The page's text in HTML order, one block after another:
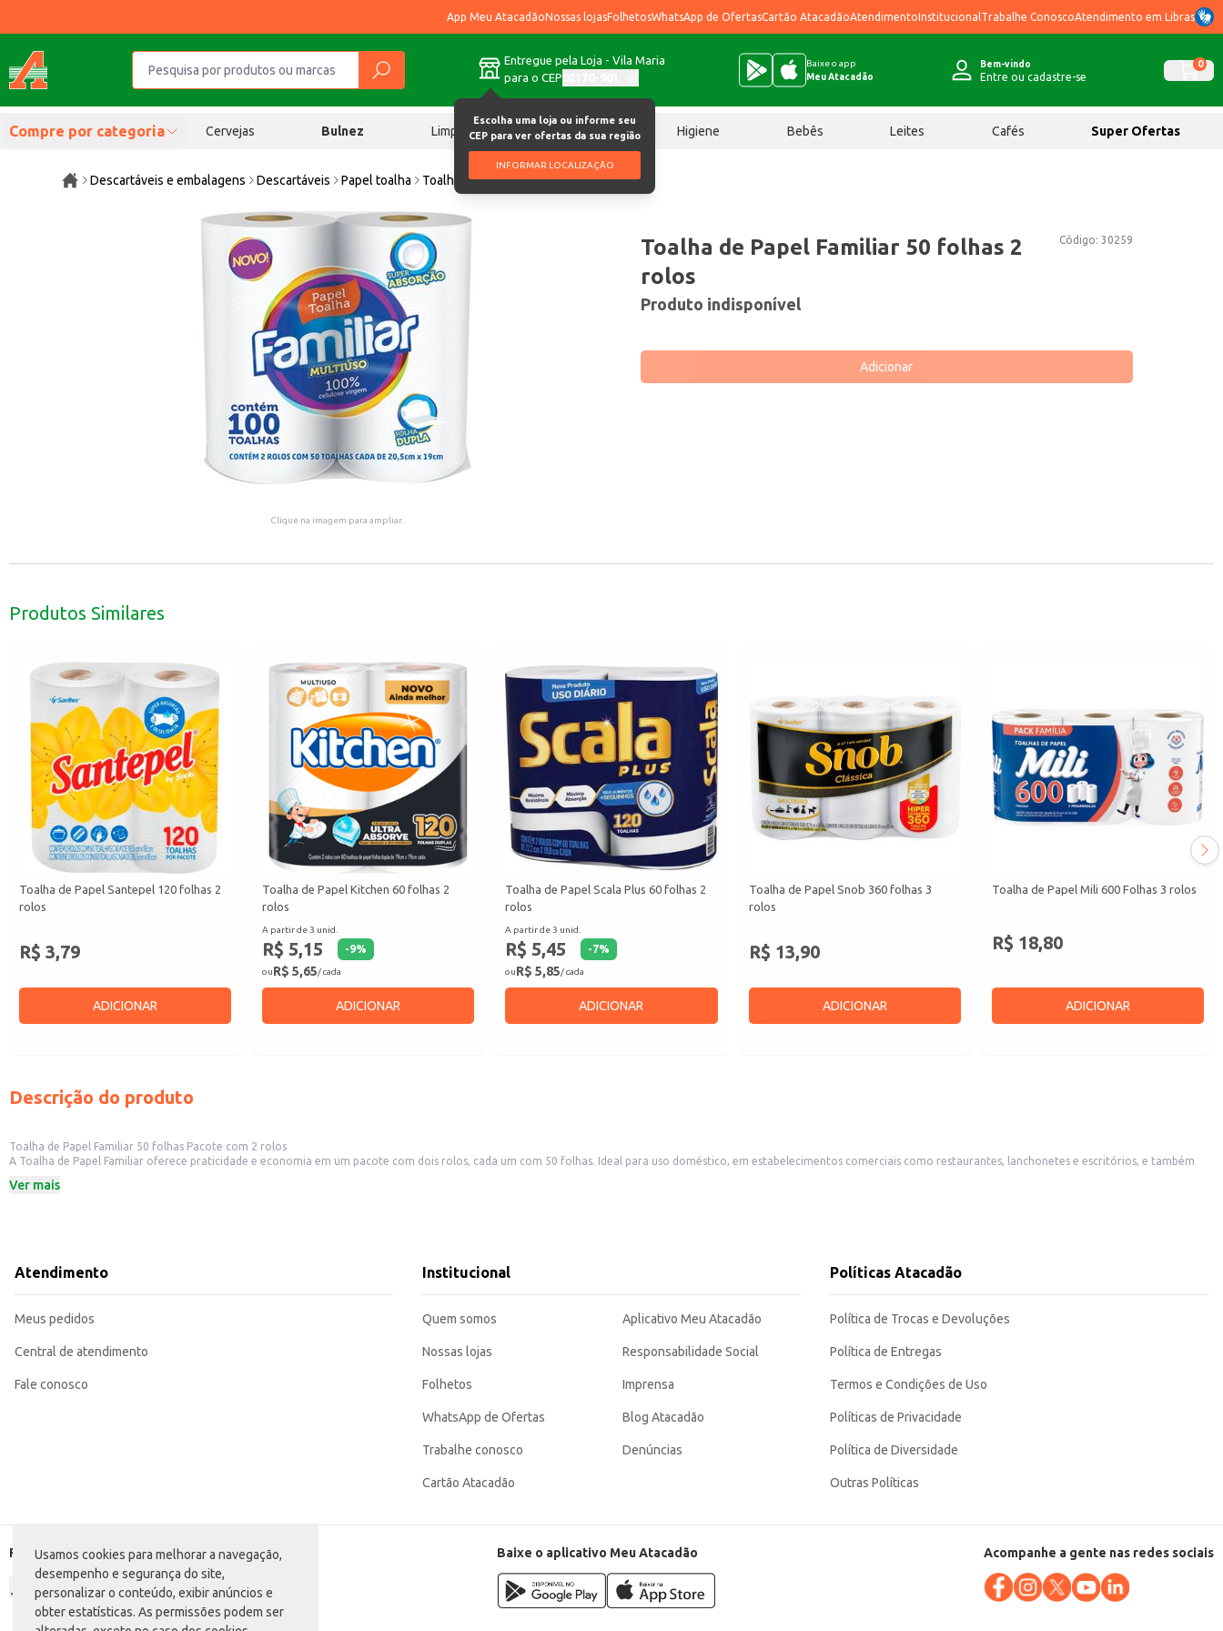
Usamos cookies para melhorar a navegação,
desempenho e segurança do site,
personalizar o conteúdo, exibir anúncios e
obter estatísticas. As permissões podem ser
App Meu AtacadãoNossas lojasFolhetosWhatsApp de OfertasCartão AtacadãoAtendimentoInstitucional Trabalhe ConoscoAtendimento em Libras
Entregue pela Loja - Vila Maria
para o CEP
Escolha uma loja ou informe seu
CEP para ver ofertas da sua região
INFORMAR LOCALIZAÇÃO
Baixe o app
Meu Atacadão
Bem-vindo
Entre ou cadastre-se
0
Compre por categoria Cervejas Bulnez Limpeza Chocolates Higiene Bebês Leites Cafés Super Ofertas
Descartáveis e embalagens Descartáveis Papel toalha Toalha de Papel Familiar 50 folhas 2 rolos
Clique na imagem para ampliar.
Código: 30259
Toalha de Papel Familiar 50 folhas 2
rolos
Produto indisponível
Adicionar
Produtos Similares
Toalha de Papel Santepel 120 folhas 2
rolos
R$ 3,79
ADICIONAR
Toalha de Papel Kitchen 60 folhas 2
rolos
A partir de 3 unid.
R$ 5,15 -9%
ouR$ 5,65/ cada
ADICIONAR
Toalha de Papel Scala Plus 60 folhas 2
rolos
A partir de 3 unid.
R$ 5,45 -7%
ouR$ 5,85/ cada
ADICIONAR
Toalha de Papel Snob 360 folhas 3
rolos
R$ 13,90
ADICIONAR
Toalha de Papel Mili 600 Folhas 3 rolos
R$ 18,80
ADICIONAR
Descrição do produto
Toalha de Papel Familiar 50 folhas Pacote com 2 rolos
A Toalha de Papel Familiar oferece praticidade e economia em um pacote com dois rolos, cada um com 50 folhas. Ideal para uso doméstico, em estabelecimentos comerciais como restaurantes, lanchonetes e escritórios, e também
Dicas de uso:
Com sua embalagem prática e o tamanho econômico, a Toalha de Papel Familiar proporciona um bom custo-benefício, atendendo às necessidades de diversos tipos de clientes e estabelecimentos. Sua eficiência na limpeza e secagem
torna-se uma solução conveniente e confiável para o uso diário.
Marca: Familiar
Categoria: Papel toalha
EAN: 53667958
Ver mais
Atendimento
Meus pedidos
Central de atendimento
Fale conosco
Institucional
Quem somos
Nossas lojas
Folhetos
WhatsApp de Ofertas
Trabalhe conosco
Cartão Atacadão
Aplicativo Meu Atacadão
Responsabilidade Social
Imprensa
Blog Atacadão
Denúncias
Políticas Atacadão
Política de Trocas e Devoluções
Política de Entregas
Termos e Condições de Uso
Políticas de Privacidade
Política de Diversidade
Outras Políticas
Formas de pagamento Baixe o aplicativo Meu Atacadão Acompanhe a gente nas redes sociais